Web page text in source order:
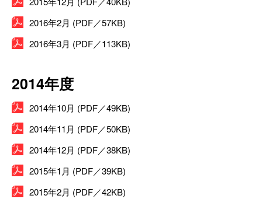
2016年2月 (PDF／57KB)
2016年3月 (PDF／113KB)
2014年度
2014年10月 (PDF／49KB)
2014年11月 (PDF／50KB)
2014年12月 (PDF／38KB)
2015年1月 (PDF／39KB)
2015年2月 (PDF／42KB)